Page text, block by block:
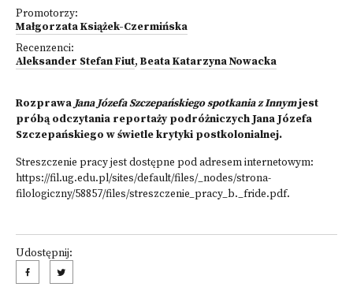
Promotorzy:
Małgorzata Książek-Czermińska
Recenzenci:
Aleksander Stefan Fiut, Beata Katarzyna Nowacka
RozprawaJana Józefa Szczepańskiego spotkania z Innymjest
próbą odczytania reportaży podróżniczych Jana Józefa
Szczepańskiego w świetle krytyki postkolonialnej.
Streszczenie pracy jest dostępne pod adresem internetowym:
https://fil.ug.edu.pl/sites/default/files/_nodes/strona-
filologiczny/58857/files/streszczenie_pracy_b._fride.pdf.
Udostępnij: